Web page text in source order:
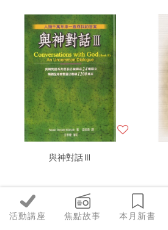
活動講座 焦點故事 本月新書
與神對話Ⅲ